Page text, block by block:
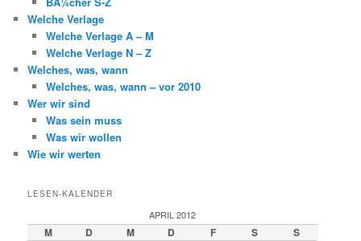
Welche Verlage
Welche Verlage A – M
Welche Verlage N – Z
Welches, was, wann
Welches, was, wann – vor 2010
Wer wir sind
Was sein muss
Was wir wollen
Wie wir werten
LESEN-KALENDER
APRIL 2012
M D M D F S S